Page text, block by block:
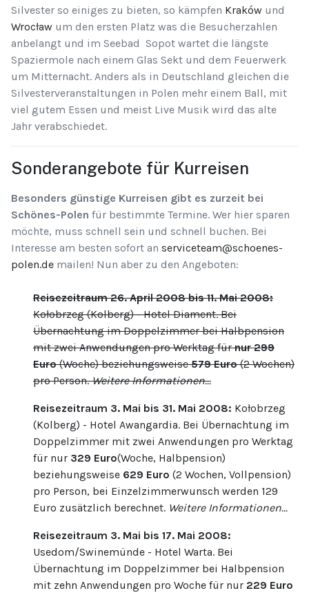
Silvester so einiges zu bieten, so kämpfen Kraków und
Wrocław um den ersten Platz was die Besucherzahlen
anbelangt und im Seebad Sopot wartet die längste
Spaziermole nach einem Glas Sekt und dem Feuerwerk
um Mitternacht. Anders als in Deutschland gleichen die
Silvesterveranstaltungen in Polen mehr einem Ball, mit
viel gutem Essen und meist Live Musik wird das alte
Jahr verabschiedet.
Sonderangebote für Kurreisen
Besonders günstige Kurreisen gibt es zurzeit bei
Schönes-Polen für bestimmte Termine. Wer hier sparen
möchte, muss schnell sein und schnell buchen. Bei
Interesse am besten sofort an serviceteam@schoenes-
polen.de mailen! Nun aber zu den Angeboten:
Reisezeitraum 26. April 2008 bis 11. Mai 2008:
Kołobrzeg (Kolberg) - Hotel Diament. Bei
Übernachtung im Doppelzimmer bei Halbpension
mit zwei Anwendungen pro Werktag fürnur 299
Euro(Woche) beziehungsweise579 Euro(2 Wochen)
pro Person.Weitere Informationen...
Reisezeitraum 3. Mai bis 31. Mai 2008: Kołobrzeg
(Kolberg) - Hotel Awangardia. Bei Übernachtung im
Doppelzimmer mit zwei Anwendungen pro Werktag
für nur 329 Euro(Woche, Halbpension)
beziehungsweise 629 Euro (2 Wochen, Vollpension)
pro Person, bei Einzelzimmerwunsch werden 129
Euro zusätzlich berechnet. Weitere Informationen...
Reisezeitraum 3. Mai bis 17. Mai 2008:
Usedom/Swinemünde - Hotel Warta. Bei
Übernachtung im Doppelzimmer bei Halbpension
mit zehn Anwendungen pro Woche für nur 229 Euro